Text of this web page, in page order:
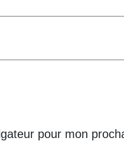
pour mon